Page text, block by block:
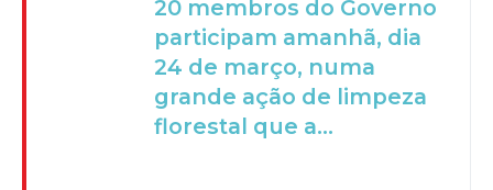
20 membros do Governo
participam amanhã, dia
24 de março, numa
grande ação de limpeza
florestal que a...